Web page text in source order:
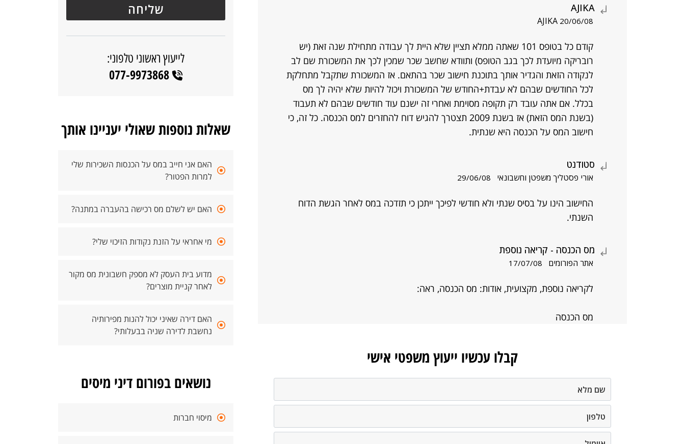
AJIKA
AJIKA 20/06/08
קודם כל בטופס 101 שאתה ממלא תציין שלא היית לך עבודה מתחילת שנה זאת (יש
רובריקה מיועדת לכך בגב הטופס) ותוודא שחשב שכר שמכין לכך את המשכורת שם לב
לנקודה הזאת והגדיר אותך בתוכנת חישוב שכר בהתאם. אז המשכורת שתקבל מתחלקת
לכל החודשים שבהם לא עבדת+החודש של המשכורת ויכול להיות שלא יהיה לך מס
בכלל. אם אתה עובד רק תקופה מסוימת ואחרי זה ישנם עוד חודשים שבהם לא תעבוד
(בשנת המס הזאת) אז בשנת 2009 תצטרך להגיש דוח להחזרים למס הכנסה. כל זה, כי
חישוב המס על הכנסה היא שנתית.
סטודנט
אורי פסטליך משפטן וחשבונאי 29/06/08
החישוב הינו על בסיס שנתי ולא חודשי לפיכך ייתכן כי תזדכה במס לאחר הגשת הדוח
השנתי.
מס הכנסה - קריאה נוספת
אתר הפורומים 17/07/08
לקריאה נוספת, מקצועית, אודות: מס הכנסה, ראה:
מס הכנסה
קבלו עכשיו ייעוץ משפטי אישי
לייעוץ ראשוני טלפוני:
077-9973868
שאלות נוספות שאולי יעניינו אותך
האם אני חייב במס על הכנסות השכירות שלי
למרות הפטור?
האם יש לשלם מס רכישה בהעברה במתנה?
מי אחראי על הזנת נקודות הזיכוי שלי?
מדוע בית העסק לא מספק חשבונית מס מקור
לאחר קניית מוצרים?
האם דירה שאיני יכול להנות מפירותיה
נחשבת לדירה שניה בבעלותי?
נושאים בפורום דיני מיסים
מיסוי חברות